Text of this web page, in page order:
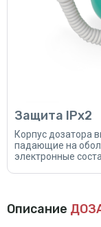
Защита IPх2
Корпус дозатора
падающие на
электронные
Описание